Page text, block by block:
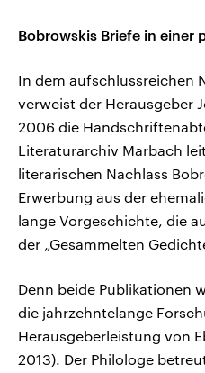
Bobrowskis Briefe in einer
In dem aufschlussreichen
verweist der Herausgeber
2006 die
Literaturarchiv Marbach
literarischen Nachlass
Erwerbung aus der
lange Vorgeschichte, die
der „Gesammelten
Denn beide Publikationen
die jahrzehntelange
Herausgeberleistung von
2013). Der Philologe